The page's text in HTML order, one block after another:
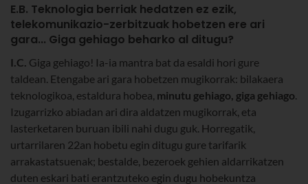
E.B. Teknologia berriak hedatzen ez ezik,
telekomunikazio-zerbitzuak hobetzen ere ari
gara... Giga gehiago beharko al ditugu?
I.C. Giga gehiago! Ia-ia mantra bat da esaldi hori gure
taldean. Etengabe ari gara hobetzen mugikorrak: bilakaera
teknologikoa, estaldura hobea, minutu gehiago, giga gehiago.
Izugarrizko abiadan ari dira aldatzen mugikorrak, eta
lasterketaren buruan ibili nahi dugu guk. Horregatik,
urtarrilaren 22an hobetu egin ditugu gure tarifarik
arrakastatsuenak; bestalde, bezeroek gehien aldarrikatzen
duten eskari bati erantzuteko egin dugu hobekuntza